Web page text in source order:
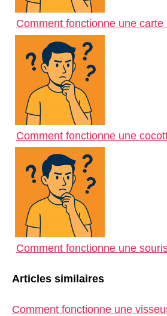
Comment fonctionne une carte
Comment fonctionne une
Comment fonctionne une
Articles similaires
Comment fonctionne une